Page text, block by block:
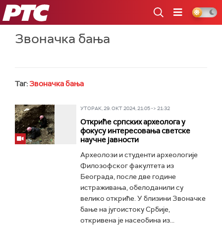
РТС
Звоначка бања
Таг: Звоначка бања
УТОРАК, 29. ОКТ 2024, 21:05 -> 21:32
Откриће српских археолога у
фокусу интересовања светске
научне јавности
Археолози и студенти археологије
Филозофског факултета из
Београда, после две године
истраживања, обелоданили су
велико откриће. У близини Звоначке
бање на југоистоку Србије,
откривена је насеобина из...